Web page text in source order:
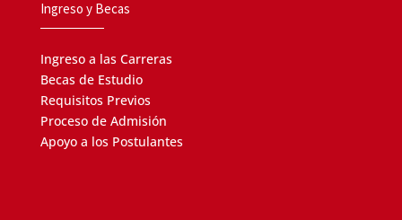
Ingreso y Becas
Ingreso a las Carreras
Becas de Estudio
Requisitos Previos
Proceso de Admisión
Apoyo a los Postulantes